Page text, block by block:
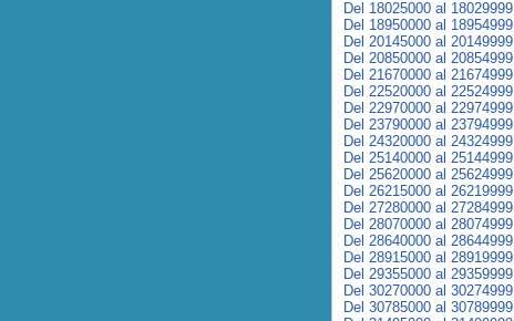
Del 18025000 al 18029999
Del 18950000 al 18954999
Del 20145000 al 20149999
Del 20850000 al 20854999
Del 21670000 al 21674999
Del 22520000 al 22524999
Del 22970000 al 22974999
Del 23790000 al 23794999
Del 24320000 al 24324999
Del 25140000 al 25144999
Del 25620000 al 25624999
Del 26215000 al 26219999
Del 27280000 al 27284999
Del 28070000 al 28074999
Del 28640000 al 28644999
Del 28915000 al 28919999
Del 29355000 al 29359999
Del 30270000 al 30274999
Del 30785000 al 30789999